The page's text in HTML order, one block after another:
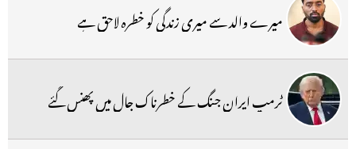
میرے والد سے میری زندگی کو خطرہ لاحق ہے
ٹرمپ ایران جنگ کے خطرناک جال میں پھنس گئے